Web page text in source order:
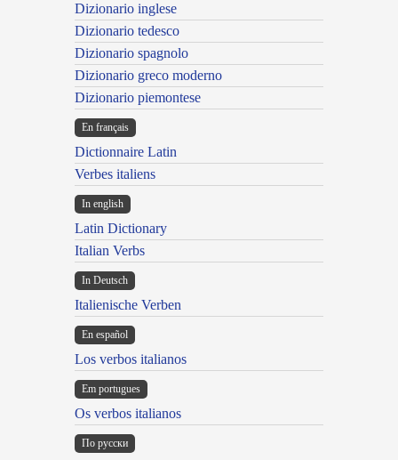
Dizionario inglese
Dizionario tedesco
Dizionario spagnolo
Dizionario greco moderno
Dizionario piemontese
En français
Dictionnaire Latin
Verbes italiens
In english
Latin Dictionary
Italian Verbs
In Deutsch
Italienische Verben
En español
Los verbos italianos
Em portugues
Os verbos italianos
По русски